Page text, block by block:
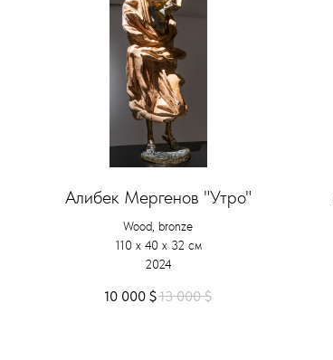
Алибек Мергенов "Утро"
Wood, bronze
110 х 40 х 32 см
2024
10 000 $13 000 $